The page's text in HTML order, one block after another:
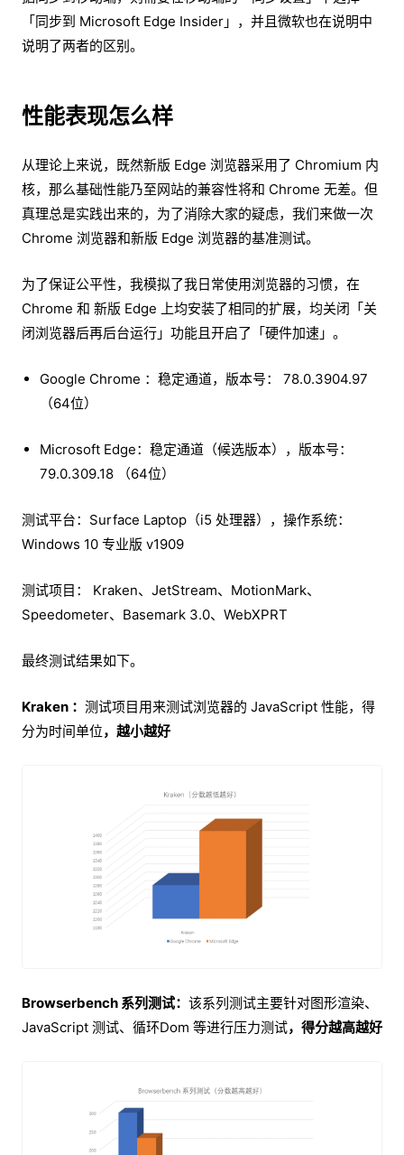
「同步到 Microsoft Edge Insider」，并且微软也在说明中
说明了两者的区别。
性能表现怎么样
从理论上来说，既然新版 Edge 浏览器采用了 Chromium 内
核，那么基础性能乃至网站的兼容性将和 Chrome 无差。但
真理总是实践出来的，为了消除大家的疑虑，我们来做一次
Chrome 浏览器和新版 Edge 浏览器的基准测试。
为了保证公平性，我模拟了我日常使用浏览器的习惯，在
Chrome 和 新版 Edge 上均安装了相同的扩展，均关闭「关
闭浏览器后再后台运行」功能且开启了「硬件加速」。
Google Chrome ：稳定通道，版本号： 78.0.3904.97
（64位）
Microsoft Edge：稳定通道（候选版本），版本号：
79.0.309.18 （64位）
测试平台：Surface Laptop（i5 处理器），操作系统：
Windows 10 专业版 v1909
测试项目： Kraken、JetStream、MotionMark、
Speedometer、Basemark 3.0、WebXPRT
最终测试结果如下。
Kraken ： 测试项目用来测试浏览器的 JavaScript 性能，得
分为时间单位，越小越好
Browserbench 系列测试： 该系列测试主要针对图形渲染、
JavaScript 测试、循环Dom 等进行压力测试，得分越高越好